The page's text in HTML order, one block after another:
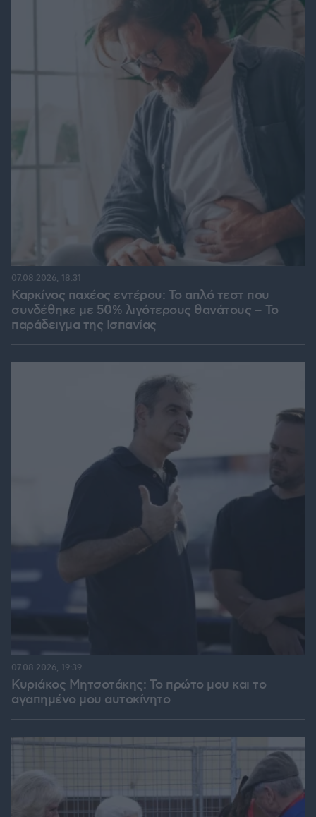
Καρκίνος παχέος εντέρου: Το απλό τεστ που
συνδέθηκε με 50% λιγότερους θανάτους – Το
παράδειγμα της Ισπανίας
07.08.2026, 18:31
Κυριάκος Μητσοτάκης: Το πρώτο μου και το
αγαπημένο μου αυτοκίνητο
07.08.2026, 19:39